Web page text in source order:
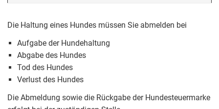
Die Haltung eines Hundes müssen Sie abmelden bei
Aufgabe der Hundehaltung
Abgabe des Hundes
Tod des Hundes
Verlust des Hundes
Die Abmeldung sowie die Rückgabe der Hundesteuermarke